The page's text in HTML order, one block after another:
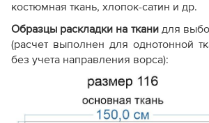
костюмная ткань, хлопок-сатин и др.
Образцы раскладки на ткани для
(расчет выполнен для однотонной
без учета направления ворса):